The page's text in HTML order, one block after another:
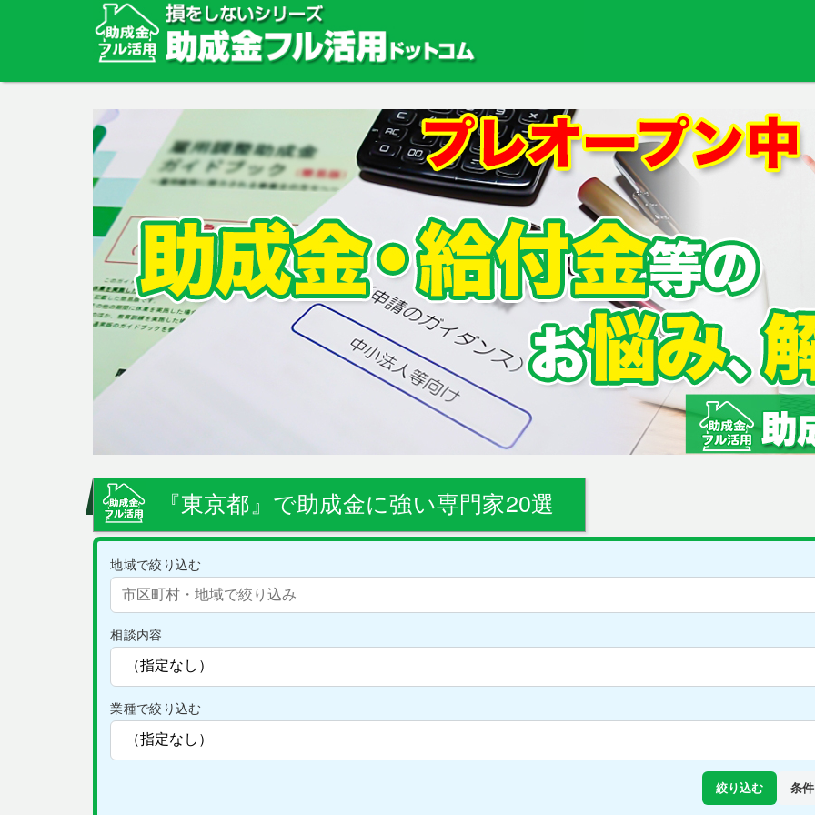
『東京都』で助成金に強い専門家20選
地域で絞り込む
相談内容
業種で絞り込む
絞り込む 条